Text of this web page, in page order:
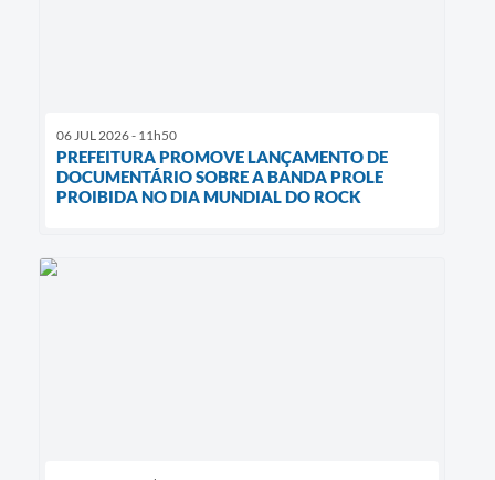
06 JUL 2026 - 11h50
PREFEITURA PROMOVE LANÇAMENTO DE
DOCUMENTÁRIO SOBRE A BANDA PROLE
PROIBIDA NO DIA MUNDIAL DO ROCK